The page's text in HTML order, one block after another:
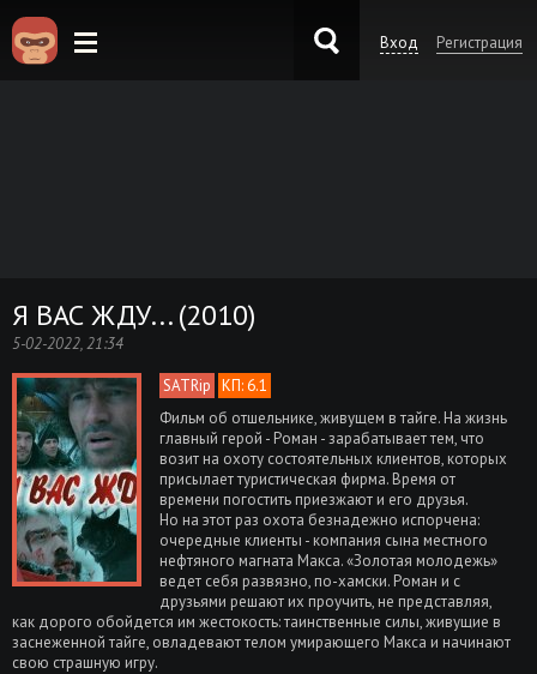
Вход Регистрация
Я ВАС ЖДУ... (2010)
5-02-2022, 21:34
SATRip КП: 6.1
Фильм об отшельнике, живущем в тайге. На жизнь
главный герой - Роман - зарабатывает тем, что
возит на охоту состоятельных клиентов, которых
присылает туристическая фирма. Время от
времени погостить приезжают и его друзья.
Но на этот раз охота безнадежно испорчена:
очередные клиенты - компания сына местного
нефтяного магната Макса. «Золотая молодежь»
ведет себя развязно, по-хамски. Роман и с
друзьями решают их проучить, не представляя,
как дорого обойдется им жестокость: таинственные силы, живущие в
заснеженной тайге, овладевают телом умирающего Макса и начинают
свою страшную игру.